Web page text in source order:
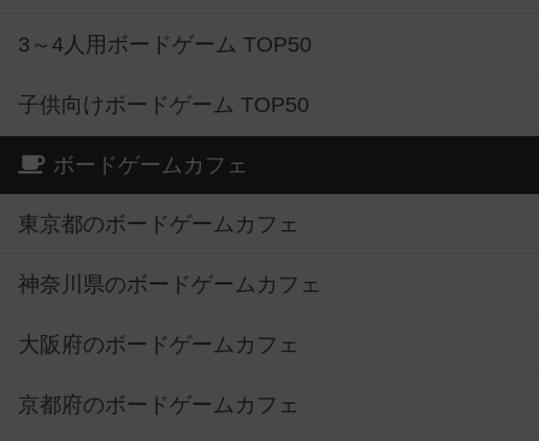
3～4人用ボードゲーム TOP50
子供向けボードゲーム TOP50
ボードゲームカフェ
東京都のボードゲームカフェ
神奈川県のボードゲームカフェ
大阪府のボードゲームカフェ
京都府のボードゲームカフェ